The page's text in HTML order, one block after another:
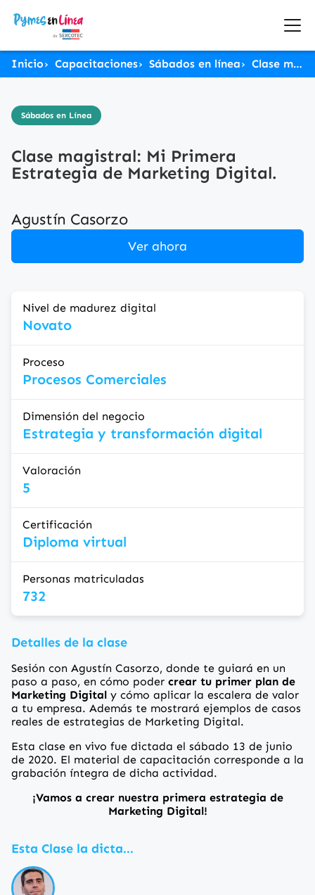
Inicio Capacitaciones Sábados en línea Clase magistral: Mi Primera Estrategia de Marketing Digital.
Sábados en Línea
Clase magistral: Mi Primera
Estrategia de Marketing Digital.
Agustín Casorzo
Ver ahora
Nivel de madurez digital
Novato
Proceso
Procesos Comerciales
Dimensión del negocio
Estrategia y transformación digital
Valoración
5
Certificación
Diploma virtual
Personas matriculadas
732
Detalles de la clase
Sesión con Agustín Casorzo, donde te guiará en un
paso a paso, en cómo poder crear tu primer plan de
Marketing Digital y cómo aplicar la escalera de valor
a tu empresa. Además te mostrará ejemplos de casos
reales de estrategias de Marketing Digital.
Esta clase en vivo fue dictada el sábado 13 de junio
de 2020. El material de capacitación corresponde a la
grabación íntegra de dicha actividad.
¡Vamos a crear nuestra primera estrategia de
Marketing Digital!
Esta Clase la dicta...